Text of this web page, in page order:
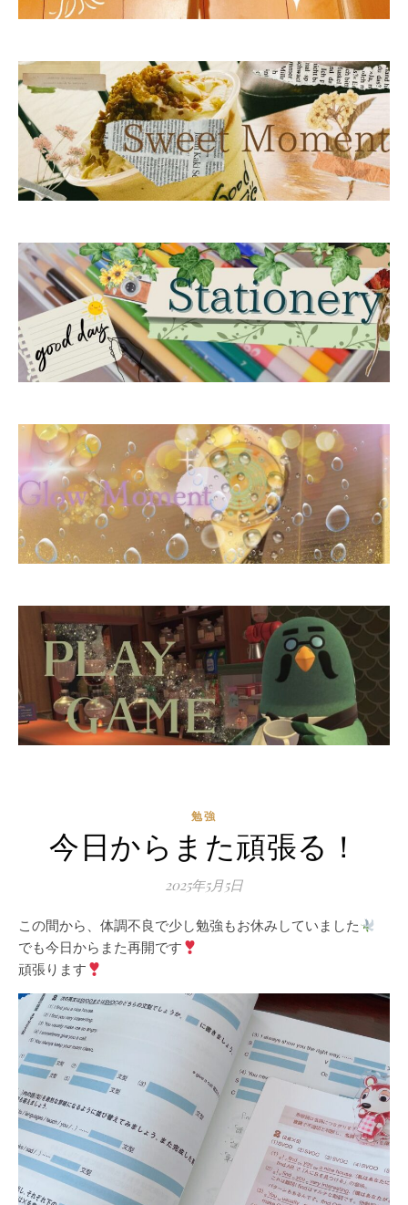
勉強
今日からまた頑張る！
2025年5月5日
この間から、体調不良で少し勉強もお休みしていました
でも今日からまた再開です
頑張ります